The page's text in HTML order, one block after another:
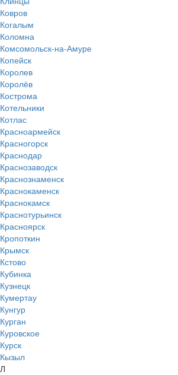
Ковров
Когалым
Коломна
Комсомольск-на-Амуре
Копейск
Королев
Королёв
Кострома
Котельники
Котлас
Красноармейск
Красногорск
Краснодар
Краснозаводск
Краснознаменск
Краснокаменск
Краснокамск
Краснотурьинск
Красноярск
Кропоткин
Крымск
Кстово
Кубинка
Кузнецк
Кумертау
Кунгур
Курган
Куровское
Курск
Кызыл
Л